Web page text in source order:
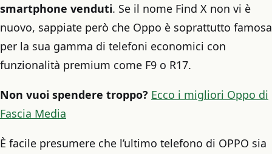
smartphone venduti. Se il nome Find X non vi è
nuovo, sappiate però che Oppo è soprattutto famosa
per la sua gamma di telefoni economici con
funzionalità premium come F9 o R17.
Non vuoi spendere troppo? Ecco i migliori Oppo di
Fascia Media
È facile presumere che l’ultimo telefono di OPPO sia